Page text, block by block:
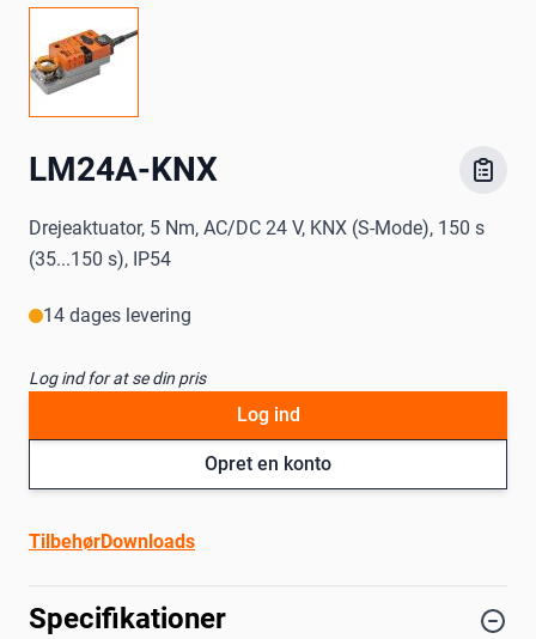
LM24A-KNX
Drejeaktuator, 5 Nm, AC/DC 24 V, KNX (S-Mode), 150 s
(35...150 s), IP54
14 dages levering
Log ind for at se din pris
Opret en konto
Log ind
TilbehørDownloads
Specifikationer